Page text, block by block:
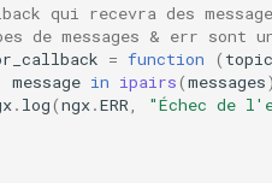
qui recevra des
de messages & err sont
= function ( topic
message in ipairs(messages
. log(ngx.ERR
"Échec de